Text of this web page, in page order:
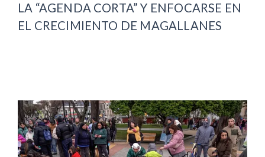
LA “AGENDA CORTA” Y ENFOCARSE EN
EL CRECIMIENTO DE MAGALLANES